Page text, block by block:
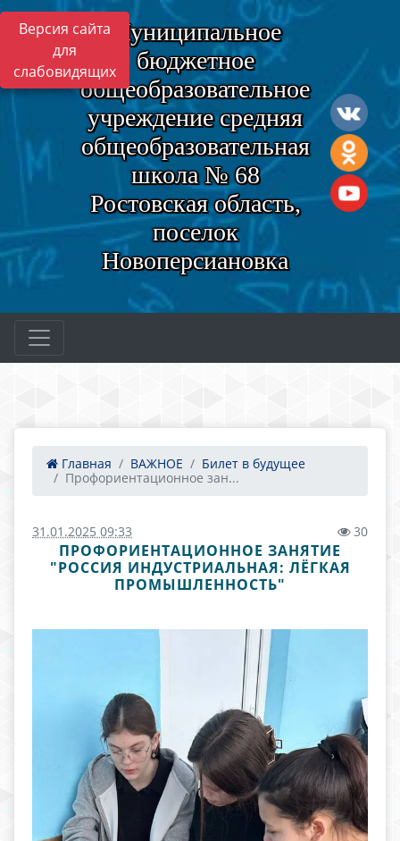
Версия сайта
для
слабовидящих
Муниципальное
бюджетное
общеобразовательное
учреждение средняя
общеобразовательная
школа № 68
Ростовская область,
поселок
Новоперсиановка
Главная ВАЖНОЕ
Билет в будущее
Профориентационное зан...
31.01.2025 09:33 30
ПРОФОРИЕНТАЦИОННОЕ ЗАНЯТИЕ
"РОССИЯ ИНДУСТРИАЛЬНАЯ: ЛЁГКАЯ
ПРОМЫШЛЕННОСТЬ"